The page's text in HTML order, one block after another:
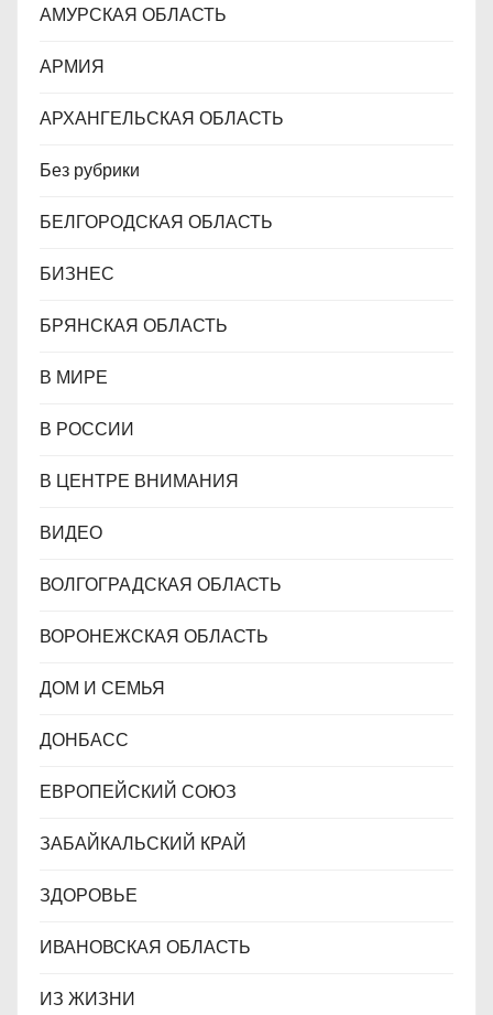
м
АМУРСКАЯ ОБЛАСТЬ
АРМИЯ
АРХАНГЕЛЬСКАЯ ОБЛАСТЬ
Без рубрики
БЕЛГОРОДСКАЯ ОБЛАСТЬ
БИЗНЕС
БРЯНСКАЯ ОБЛАСТЬ
В МИРЕ
В РОССИИ
В ЦЕНТРЕ ВНИМАНИЯ
ВИДЕО
ВОЛГОГРАДСКАЯ ОБЛАСТЬ
ВОРОНЕЖСКАЯ ОБЛАСТЬ
ДОМ И СЕМЬЯ
ДОНБАСС
ЕВРОПЕЙСКИЙ СОЮЗ
ЗАБАЙКАЛЬСКИЙ КРАЙ
ЗДОРОВЬЕ
ИВАНОВСКАЯ ОБЛАСТЬ
ИЗ ЖИЗНИ